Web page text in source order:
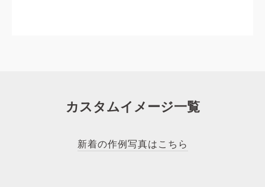
カスタムイメージ一覧
新着の作例写真はこちら